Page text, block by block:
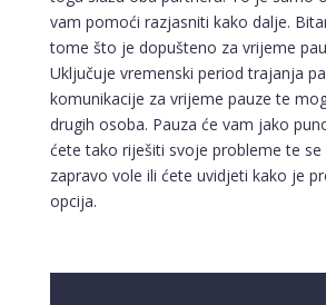
vam pomoći razjasniti kako dalje.
tome što je dopušteno za vrijeme
Uključuje vremenski period trajanja
komunikacije za vrijeme pauze te
drugih osoba. Pauza će vam jako
ćete tako riješiti svoje probleme te
zapravo vole ili ćete uvidjeti kako je
opcija.